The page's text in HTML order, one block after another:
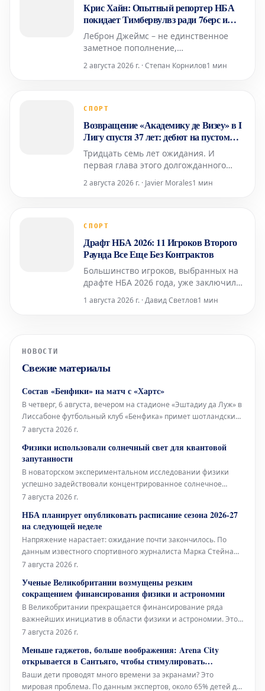
репортера "Сел
Крис Хайн: Опытный репортер НБА
покидает Тимбервулвз ради 76ерс и
Леброна Джеймса
Леброн Джеймс – не единственное
заметное пополнение,
это межсезонье. Опытный репортер
где он восемь лет освещал жизнь
чтобы присоединиться к Philadelphia
2 августа 2026 г. · Степан Корнилов1 мин
СПОРТ
Возвращение «Академику де Визеу» в I
Лигу спустя 37 лет: дебют на пустом
стадионе
Тридцать семь лет ожидания. И
первая глава этого долгожданного
возвращения будет написана в
необычных обстоятельствах. Поездка в
2026/27, пройдет за закрытыми
сторон. Это подтвердил сам «Бенфика»
2 августа 2026 г. · Javier Morales1 мин
СПОРТ
Драфт НБА 2026: 11 Игроков Второго
Раунда Все Еще Без Контрактов
Большинство игроков, выбранных на
драфте НБА 2026 года, уже заключили
контракты. Как подробно сообщил Люк
игроков второго раунда кон
1 августа 2026 г. · Давид Светлов1 мин
НОВОСТИ
Свежие материалы
Состав «Бенфики» на матч с «Хартс»
В четверг, 6 августа, вечером на стадионе «Эштадиу да Луж» в
Лиссабоне футбольный клуб «Бенфика» примет шотландский
«Хартс» в рамках первого матча третьего квалификационного
Самуэл Соареш Защитники: Александер Ба
7 августа 2026 г.
Физики использовали солнечный свет для квантовой
запутанности
В новаторском экспериментальном исследовании физики
успешно задействовали концентрированное солнечное
излучение для генерации квантово-запутанных фотонов. Это
устойчивых квантовых технологий, работающих на основе
возобновляемых источников эн
7 августа 2026 г.
НБА планирует опубликовать расписание сезона 2026-27
на следующей неделе
Напряжение нарастает: ожидание почти закончилось. По
данным известного спортивного журналиста Марка Стейна
из The Stein Line, Национальная баскетбольная ассоциация
регулярного сезона 2026-27 где-то на следующей неделе. Это
не является неожид
7 августа 2026 г.
Ученые Великобритании возмущены резким
сокращением финансирования физики и астрономии
В Великобритании прекращается финансирование ряда
важнейших инициатив в области физики и астрономии. Это
затронет поддержку будущего эксперимента в ЦЕРН, а также
– всемирно признанного инструмента.
7 августа 2026 г.
Меньше гаджетов, больше воображения: Arena City
открывается в Сантьяго, чтобы стимулировать
свободную игру вдали от экранов
Ваши дети проводят много времени за экранами? Это
мировая проблема. По данным экспертов, около 65% детей до